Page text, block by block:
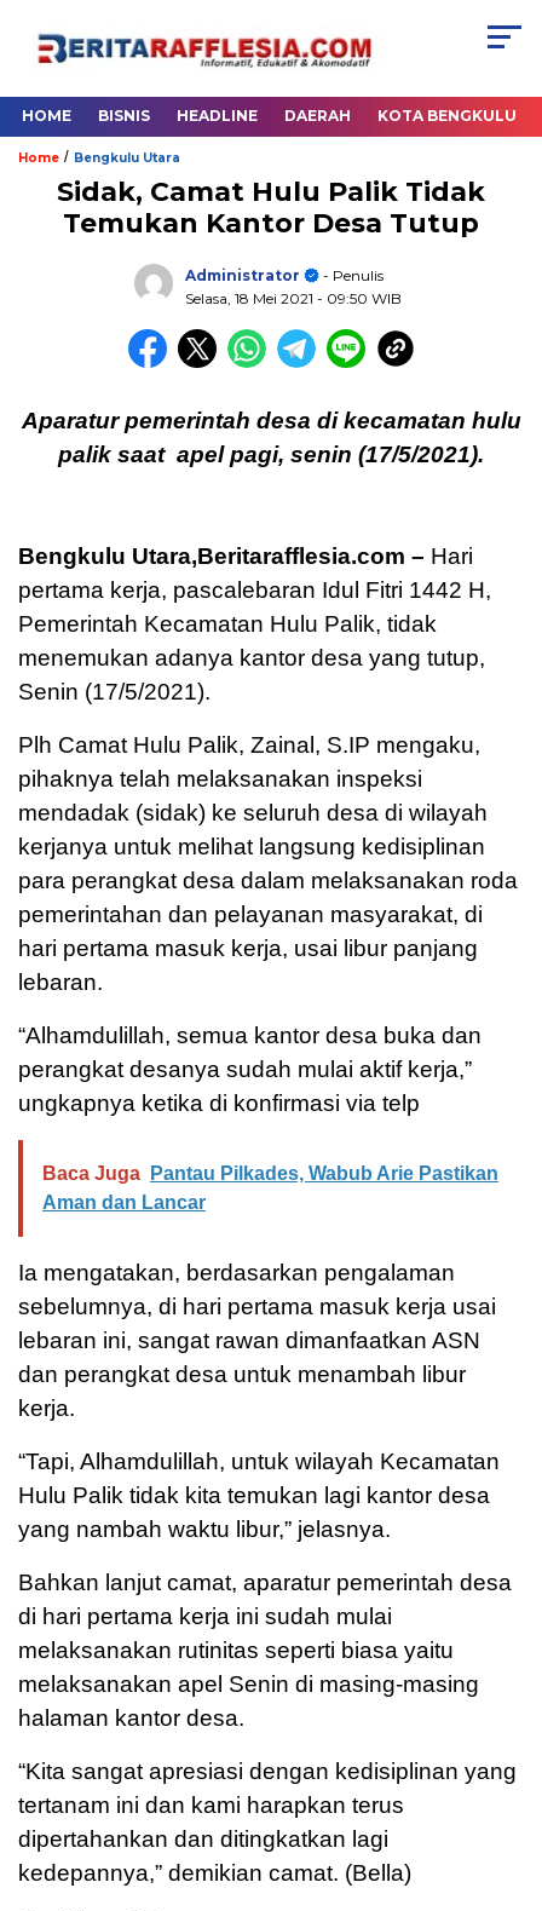
HOME BISNIS HEADLINE DAERAH KOTA BENGKULU
Home / Bengkulu Utara
Sidak, Camat Hulu Palik Tidak
Temukan Kantor Desa Tutup
Administrator
- Penulis
Selasa, 18 Mei 2021 - 09:50 WIB
Aparatur pemerintah desa di kecamatan hulu
palik saat apel pagi, senin (17/5/2021).
Bengkulu Utara,Beritarafflesia.com – Hari
pertama kerja, pascalebaran Idul Fitri 1442 H,
Pemerintah Kecamatan Hulu Palik, tidak
menemukan adanya kantor desa yang tutup,
Senin (17/5/2021).
Plh Camat Hulu Palik, Zainal, S.IP mengaku,
pihaknya telah melaksanakan inspeksi
mendadak (sidak) ke seluruh desa di wilayah
kerjanya untuk melihat langsung kedisiplinan
para perangkat desa dalam melaksanakan roda
pemerintahan dan pelayanan masyarakat, di
hari pertama masuk kerja, usai libur panjang
lebaran.
“Alhamdulillah, semua kantor desa buka dan
perangkat desanya sudah mulai aktif kerja,”
ungkapnya ketika di konfirmasi via telp
Baca Juga
Pantau Pilkades, Wabub Arie Pastikan
Aman dan Lancar
Ia mengatakan, berdasarkan pengalaman
sebelumnya, di hari pertama masuk kerja usai
lebaran ini, sangat rawan dimanfaatkan ASN
dan perangkat desa untuk menambah libur
kerja.
“Tapi, Alhamdulillah, untuk wilayah Kecamatan
Hulu Palik tidak kita temukan lagi kantor desa
yang nambah waktu libur,” jelasnya.
Bahkan lanjut camat, aparatur pemerintah desa
di hari pertama kerja ini sudah mulai
melaksanakan rutinitas seperti biasa yaitu
melaksanakan apel Senin di masing-masing
halaman kantor desa.
“Kita sangat apresiasi dengan kedisiplinan yang
tertanam ini dan kami harapkan terus
dipertahankan dan ditingkatkan lagi
kedepannya,” demikian camat. (Bella)